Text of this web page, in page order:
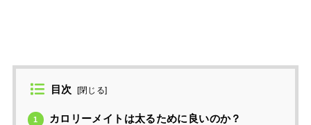
目次 [閉じる]
1 カロリーメイトは太るために良いのか？